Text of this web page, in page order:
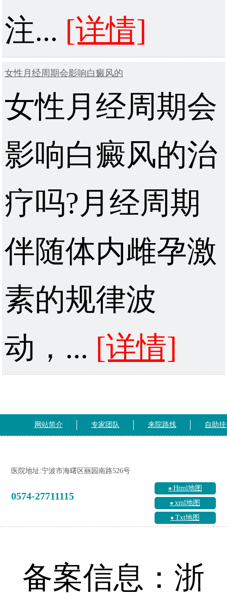
注... [详情]
女性月经周期会影响白癜风的
女性月经周期会
影响白癜风的治
疗吗?月经周期
伴随体内雌孕激
素的规律波
动，... [详情]
网站简介 专家团队 来院路线 自助
医院地址:宁波市海曙区丽园南路526号
0574-27711115
Html地图
xml地图
Txt地图
备案信息：浙